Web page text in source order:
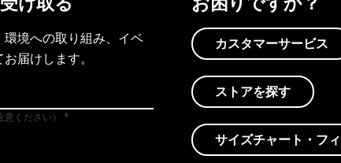
境への取り組み、イベ
届けします。
ください）
カスタマーサービス
ストアを探す
サイズチャート・フ